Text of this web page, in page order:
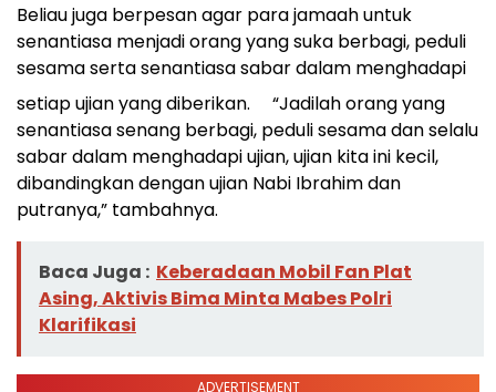
Beliau juga berpesan agar para jamaah untuk
senantiasa menjadi orang yang suka berbagi, peduli
sesama serta senantiasa sabar dalam menghadapi
setiap ujian yang diberikan.
“Jadilah orang yang
senantiasa senang berbagi, peduli sesama dan selalu
sabar dalam menghadapi ujian, ujian kita ini kecil,
dibandingkan dengan ujian Nabi Ibrahim dan
putranya,” tambahnya.
Baca Juga : Keberadaan Mobil Fan Plat
Asing, Aktivis Bima Minta Mabes Polri
Klarifikasi
ADVERTISEMENT